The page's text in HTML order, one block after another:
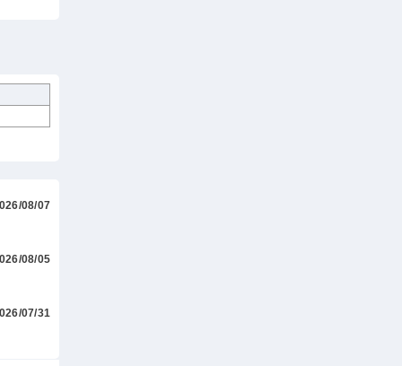
08/07
08/05
07/31